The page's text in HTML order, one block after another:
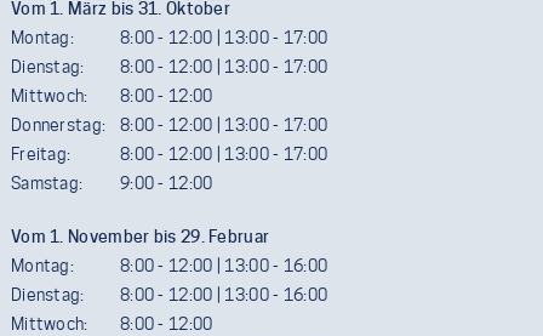
Vom 1. März bis 31. Oktober
Montag:
8:00 - 12:00 | 13:00 - 17:00
Dienstag:
8:00 - 12:00 | 13:00 - 17:00
Mittwoch:
8:00 - 12:00
Donnerstag:
8:00 - 12:00 | 13:00 - 17:00
Freitag:
8:00 - 12:00 | 13:00 - 17:00
Samstag:
9:00 - 12:00
Vom 1. November bis 29. Februar
Montag:
8:00 - 12:00 | 13:00 - 16:00
Dienstag:
8:00 - 12:00 | 13:00 - 16:00
Mittwoch:
8:00 - 12:00